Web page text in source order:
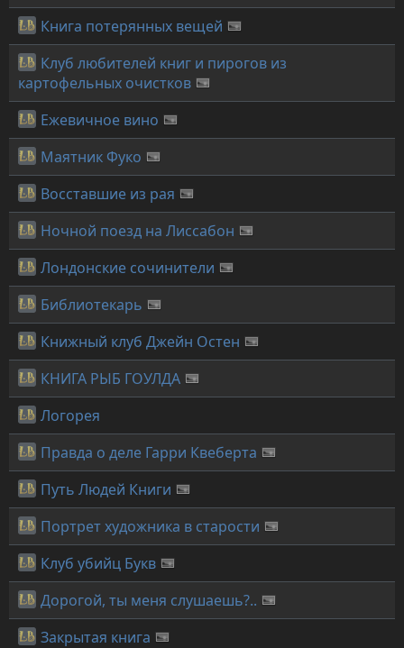
Книга потерянных вещей
Клуб любителей книг и пирогов из
картофельных очистков
Ежевичное вино
Маятник Фуко
Восставшие из рая
Ночной поезд на Лиссабон
Лондонские сочинители
Библиотекарь
Книжный клуб Джейн Остен
КНИГА РЫБ ГОУЛДА
Логорея
Правда о деле Гарри Квеберта
Путь Людей Книги
Портрет художника в старости
Клуб убийц Букв
Дорогой, ты меня слушаешь?..
Закрытая книга